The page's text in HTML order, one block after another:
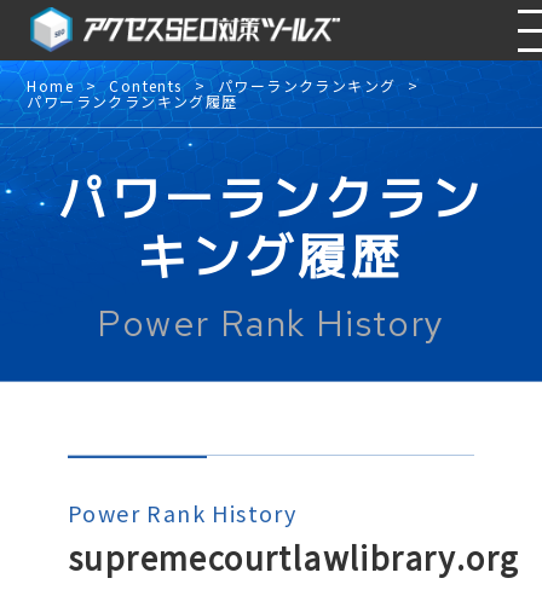
Home Contents パワーランクランキング
パワーランクランキング履歴
パワーランクラン
キング履歴
Power Rank History
Power Rank History
supremecourtlawlibrary.org